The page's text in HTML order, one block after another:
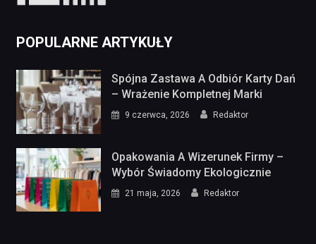
POPULARNE ARTYKUŁY
Spójna Zastawa A Odbiór Karty Dań
– Wrażenie Kompletnej Marki
9 czerwca, 2026 Redaktor
Opakowania A Wizerunek Firmy –
Wybór Świadomy Ekologicznie
21 maja, 2026 Redaktor